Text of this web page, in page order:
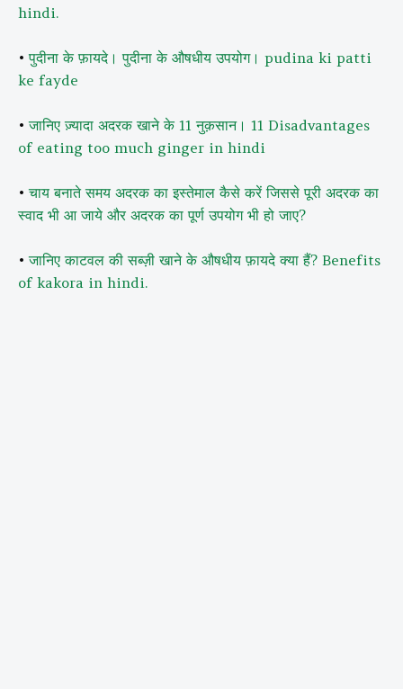
hindi.
•पुदीना के फ़ायदे। पुदीना के औषधीय उपयोग। pudina ki patti
ke fayde
•जानिए ज़्यादा अदरक खाने के 11 नुक़सान। 11 Disadvantages
of eating too much ginger in hindi
•चाय बनाते समय अदरक का इस्तेमाल कैसे करें जिससे पूरी अदरक का
स्वाद भी आ जाये और अदरक का पूर्ण उपयोग भी हो जाए?
•जानिए काटवल की सब्ज़ी खाने के औषधीय फ़ायदे क्या हैं? Benefits
of kakora in hindi.